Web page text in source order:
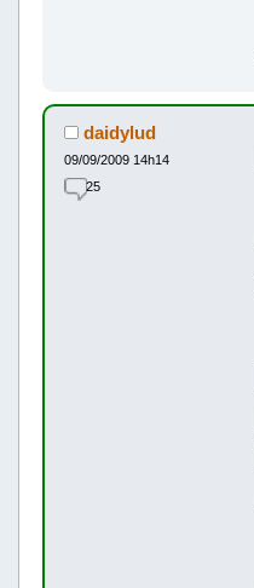
daidylud
09/09/2009 14h14
25